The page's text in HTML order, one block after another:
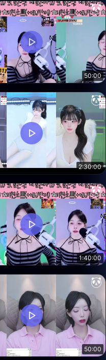
50:00
2:30:00
1:40:00
50:00